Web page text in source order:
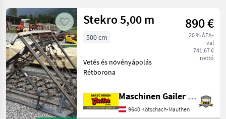
Stekro 5,00 m 890 €
20 % ÁFA-
val
741,67 €
nettó
500 cm
Vetés és növényápolás
Rétborona
Maschinen Gailer GmbH
9640 Kötschach-Mauthen